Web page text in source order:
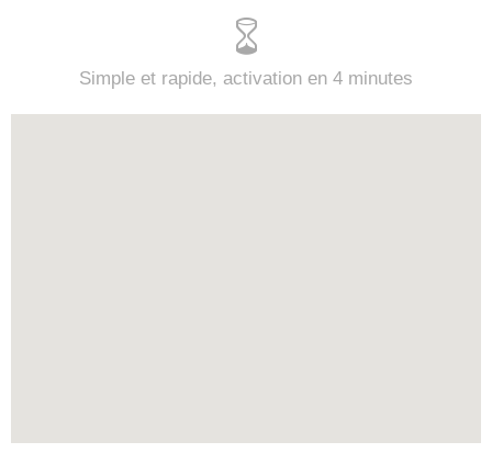
Simple et rapide, activation en 4 minutes